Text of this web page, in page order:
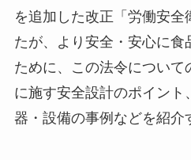
を追加した改正「労働安
たが、より安全・安心に食
ために、この法令について
に施す安全設計のポイント
器・設備の事例などを紹介